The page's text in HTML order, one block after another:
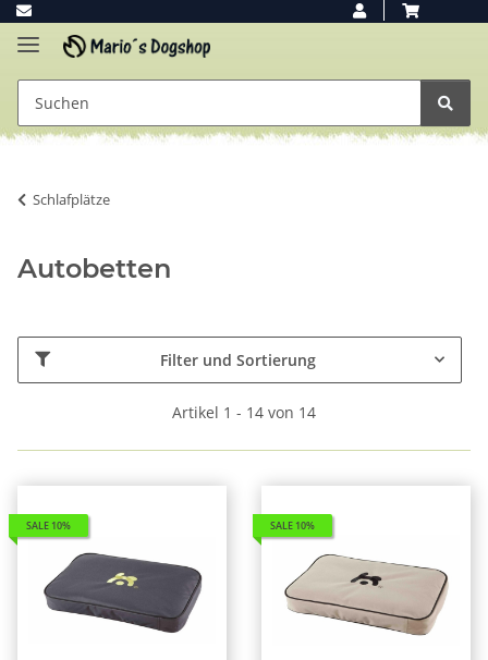
Schlafplätze
Autobetten
Filter und Sortierung
Artikel 1 - 14 von 14
SALE 10% SALE 10%